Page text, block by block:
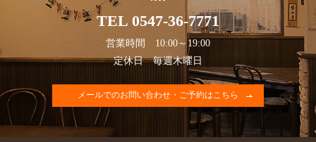
TEL 0547-36-7771
営業時間 10:00～19:00
定休日 毎週木曜日
メールでのお問い合わせ・ご予約はこちら